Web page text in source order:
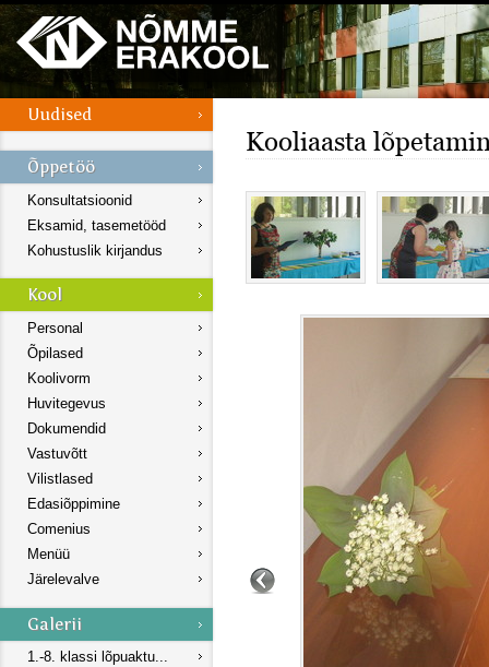
Konsultatsioonid
Eksamid, tasemetööd
Kohustuslik kirjandus
Personal
Õpilased
Koolivorm
Huvitegevus
Dokumendid
Vastuvõtt
Vilistlased
Edasiõppimine
Comenius
Menüü
Järelevalve
1.-8. klassi lõpuaktu...
Kooliaasta